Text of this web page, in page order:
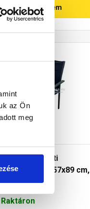
az Ön
meg
Megnézem
16%
YO Lumina kerti
60x57x89 cm,
szürke
Raktáron